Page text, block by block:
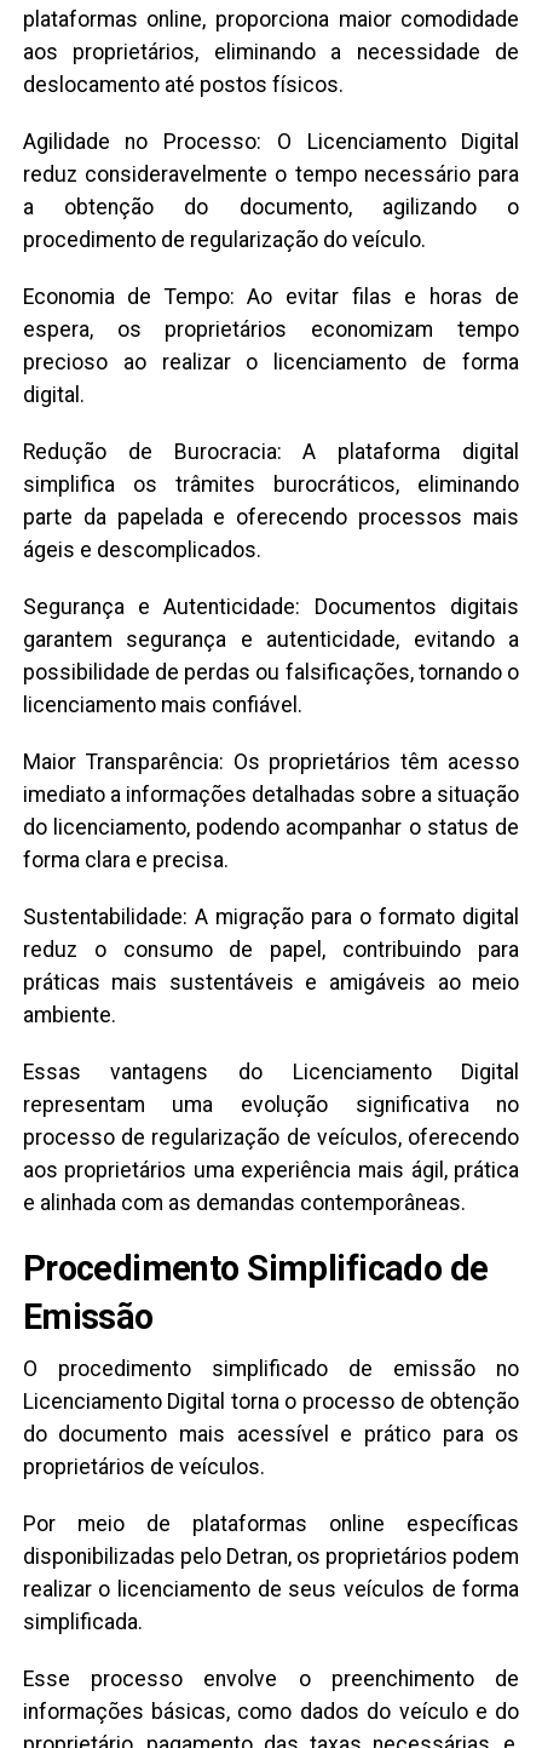
plataformas online, proporciona maior comodidade
aos proprietários, eliminando a necessidade de
deslocamento até postos físicos.
Agilidade no Processo: O Licenciamento Digital
reduz consideravelmente o tempo necessário para
a obtenção do documento, agilizando o
procedimento de regularização do veículo.
Economia de Tempo: Ao evitar filas e horas de
espera, os proprietários economizam tempo
precioso ao realizar o licenciamento de forma
digital.
Redução de Burocracia: A plataforma digital
simplifica os trâmites burocráticos, eliminando
parte da papelada e oferecendo processos mais
ágeis e descomplicados.
Segurança e Autenticidade: Documentos digitais
garantem segurança e autenticidade, evitando a
possibilidade de perdas ou falsificações, tornando o
licenciamento mais confiável.
Maior Transparência: Os proprietários têm acesso
imediato a informações detalhadas sobre a situação
do licenciamento, podendo acompanhar o status de
forma clara e precisa.
Sustentabilidade: A migração para o formato digital
reduz o consumo de papel, contribuindo para
práticas mais sustentáveis e amigáveis ao meio
ambiente.
Essas vantagens do Licenciamento Digital
representam uma evolução significativa no
processo de regularização de veículos, oferecendo
aos proprietários uma experiência mais ágil, prática
e alinhada com as demandas contemporâneas.
Procedimento Simplificado de
Emissão
O procedimento simplificado de emissão no
Licenciamento Digital torna o processo de obtenção
do documento mais acessível e prático para os
proprietários de veículos.
Por meio de plataformas online específicas
disponibilizadas pelo Detran, os proprietários podem
realizar o licenciamento de seus veículos de forma
simplificada.
Esse processo envolve o preenchimento de
informações básicas, como dados do veículo e do